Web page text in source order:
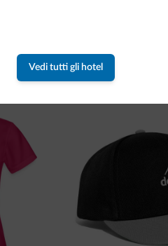
Vedi tutti gli hotel